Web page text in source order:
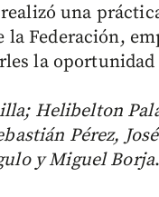
una
la Federación,
la
Helibelton
Pérez,
y Miguel Borja.